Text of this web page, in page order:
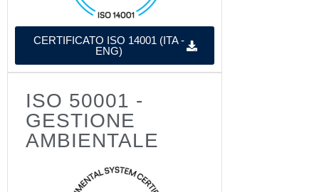
CERTIFICATO ISO 14001 (ITA -
ENG)
ISO 50001 -
GESTIONE
AMBIENTALE